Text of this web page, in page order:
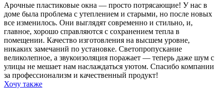
Арочные пластиковые окна — просто потрясающие! У нас в
доме была проблема с утеплением и старыми, но после новых
все изменилось. Они выглядят современно и стильно, и,
главное, хорошо справляются с сохранением тепла в
помещении. Качество изготовления на высшем уровне,
никаких замечаний по установке. Светопропускание
великолепное, а звукоизоляция поражает — теперь даже шум с
улицы не мешает нам наслаждаться уютом. Спасибо компании
за профессионализм и качественный продукт!
Хочу также